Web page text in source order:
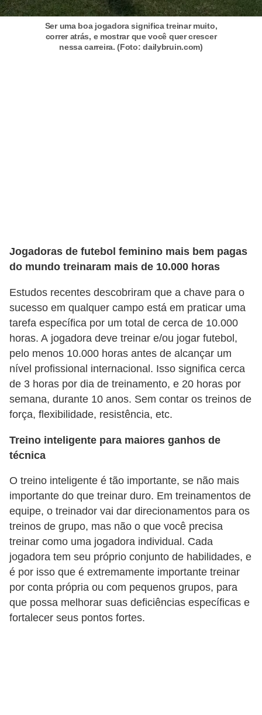
Ser uma boa jogadora significa treinar muito,
correr atrás, e mostrar que você quer crescer
nessa carreira. (Foto: dailybruin.com)
Jogadoras de futebol feminino mais bem pagas
do mundo treinaram mais de 10.000 horas
Estudos recentes descobriram que a chave para o
sucesso em qualquer campo está em praticar uma
tarefa específica por um total de cerca de 10.000
horas. A jogadora deve treinar e/ou jogar futebol,
pelo menos 10.000 horas antes de alcançar um
nível profissional internacional. Isso significa cerca
de 3 horas por dia de treinamento, e 20 horas por
semana, durante 10 anos. Sem contar os treinos de
força, flexibilidade, resistência, etc.
Treino inteligente para maiores ganhos de
técnica
O treino inteligente é tão importante, se não mais
importante do que treinar duro. Em treinamentos de
equipe, o treinador vai dar direcionamentos para os
treinos de grupo, mas não o que você precisa
treinar como uma jogadora individual. Cada
jogadora tem seu próprio conjunto de habilidades, e
é por isso que é extremamente importante treinar
por conta própria ou com pequenos grupos, para
que possa melhorar suas deficiências específicas e
fortalecer seus pontos fortes.
a
t
r
i
c
a
F
u
t
b
l
G
a
n
h
e
D
i